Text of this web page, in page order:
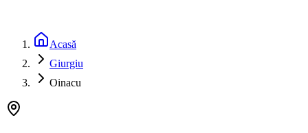
Acasă
Giurgiu
Oinacu